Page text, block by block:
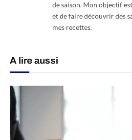
de saison. Mon objectif
et de faire découvrir des
mes recettes.
A lire aussi